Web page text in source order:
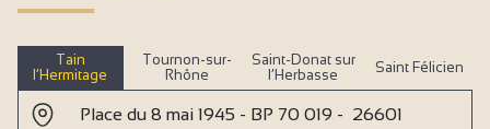
Tain
l’Hermitage
Tournon-sur-
Rhône
Saint-Donat sur
l’Herbasse
Saint Félicien
Place du 8 mai 1945 - BP 70 019 - 26601